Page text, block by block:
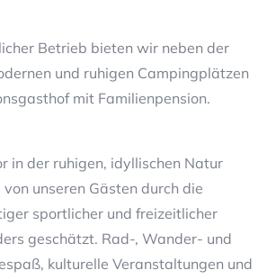
Betrieb bieten wir neben der
und ruhigen Campingplätzen
mit Familienpension.
in der ruhigen, idyllischen Natur
unseren Gästen durch die
sportlicher und freizeitlicher
geschätzt. Rad-, Wander- und
kulturelle Veranstaltungen und